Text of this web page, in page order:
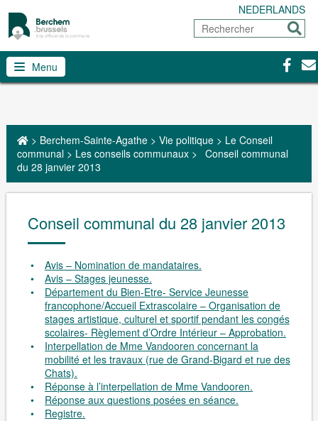
NEDERLANDS
Rechercher
Menu
> Berchem-Sainte-Agathe> Vie politique> Le Conseil
communal> Les conseils communaux> Conseil communal
du 28 janvier 2013
Conseil communal du 28 janvier 2013
Avis – Nomination de mandataires.
Avis – Stages jeunesse.
Département du Bien-Etre- Service Jeunesse
francophone/Accueil Extrascolaire – Organisation de
stages artistique, culturel et sportif pendant les congés
scolaires- Règlement d’Ordre Intérieur – Approbation.
Interpellation de Mme Vandooren concernant la
mobilité et les travaux (rue de Grand-Bigard et rue des
Chats).
Réponse à l’interpellation de Mme Vandooren.
Réponse aux questions posées en séance.
Registre.